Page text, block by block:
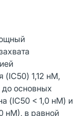
(IC50) 1,12 нМ,
основных
(IC50 < 1,0 нМ) и
нМ), в равной